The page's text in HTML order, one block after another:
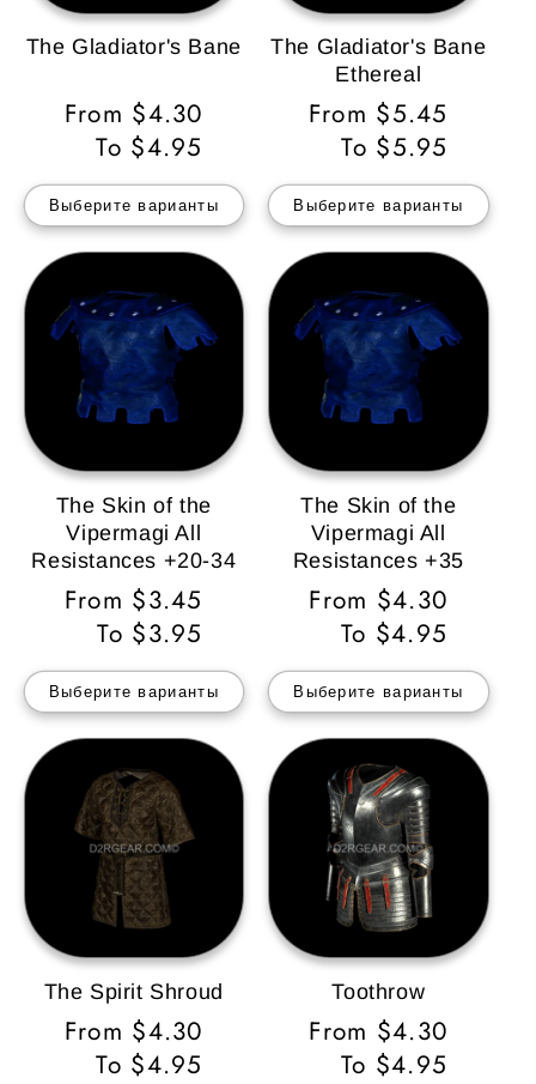
The Gladiator's Bane
Обычная
цена
From $4.30
To $4.95
Выберите варианты
The Gladiator's Bane
Ethereal
Обычная
цена
From $5.45
To $5.95
Выберите варианты
The Skin of the
Vipermagi All
Resistances +20-34
Обычная
цена
From $3.45
To $3.95
Выберите варианты
The Skin of the
Vipermagi All
Resistances +35
Обычная
цена
From $4.30
To $4.95
Выберите варианты
The Spirit Shroud
Обычная
цена
From $4.30
To $4.95
Toothrow
Обычная
цена
From $4.30
To $4.95